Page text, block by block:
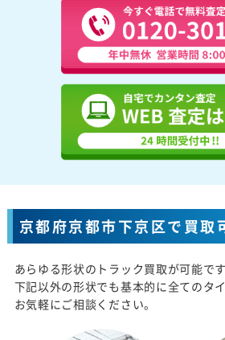
京都府京都市下京区で買取
あらゆる形状のトラック買取が可能です
下記以外の形状でも基本的に全てのタ
お気軽にご相談ください。